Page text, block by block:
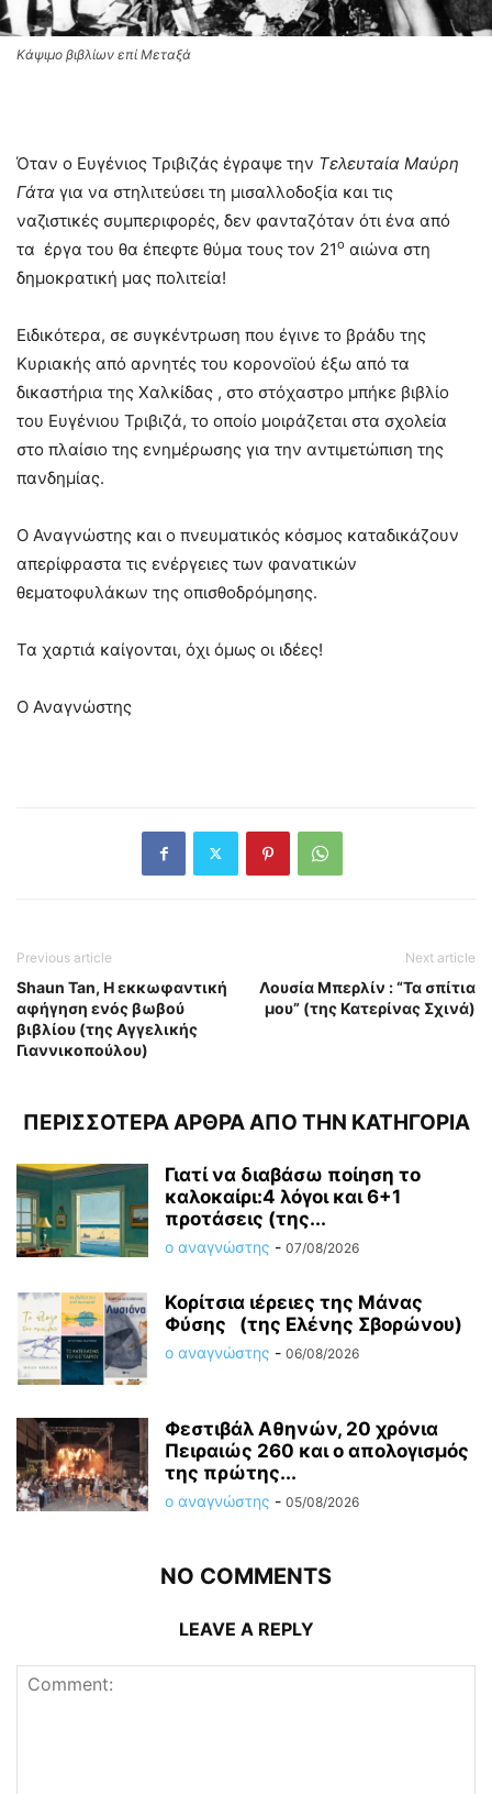
Κάψιμο βιβλίων επί Μεταξά
Όταν ο Ευγένιος Τριβιζάς έγραψε την Τελευταία Μαύρη
Γάτα για να στηλιτεύσει τη μισαλλοδοξία και τις
ναζιστικές συμπεριφορές, δεν φανταζόταν ότι ένα από
τα έργα του θα έπεφτε θύμα τους τον 21ο αιώνα στη
δημοκρατική μας πολιτεία!
Ειδικότερα, σε συγκέντρωση που έγινε το βράδυ της
Κυριακής από αρνητές του κορονοϊού έξω από τα
δικαστήρια της Χαλκίδας , στο στόχαστρο μπήκε βιβλίο
του Ευγένιου Τριβιζά, το οποίο μοιράζεται στα σχολεία
στο πλαίσιο της ενημέρωσης για την αντιμετώπιση της
πανδημίας.
Ο Αναγνώστης και ο πνευματικός κόσμος καταδικάζουν
απερίφραστα τις ενέργειες των φανατικών
θεματοφυλάκων της οπισθοδρόμησης.
Τα χαρτιά καίγονται, όχι όμως οι ιδέες!
Ο Αναγνώστης
Previous article
Shaun Tan, H εκκωφαντική
αφήγηση ενός βωβού
βιβλίου (της Αγγελικής
Γιαννικοπούλου)
Next article
Λουσία Μπερλίν : “Τα σπίτια
μου” (της Κατερίνας Σχινά)
ΠΕΡΙΣΣΟΤΕΡΑ ΑΡΘΡΑ ΑΠΟ ΤΗΝ ΚΑΤΗΓΟΡΙΑ
Γιατί να διαβάσω ποίηση το
καλοκαίρι:4 λόγοι και 6+1
προτάσεις (της...
ο αναγνώστης - 07/08/2026
Κορίτσια ιέρειες της Μάνας
Φύσης (της Ελένης Σβορώνου)
ο αναγνώστης - 06/08/2026
Φεστιβάλ Αθηνών, 20 χρόνια
Πειραιώς 260 και ο απολογισμός
της πρώτης...
ο αναγνώστης - 05/08/2026
NO COMMENTS
LEAVE A REPLY